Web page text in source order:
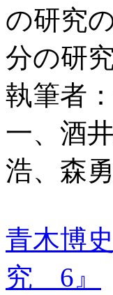
の研究
分の研
執筆者
一、酒
浩、森
青木博
究 6』